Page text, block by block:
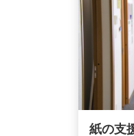
紙の支